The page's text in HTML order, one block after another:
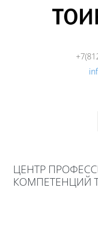
Перейти к основному
ЦЕНТР
КОМПЕТЕНЦИЙ